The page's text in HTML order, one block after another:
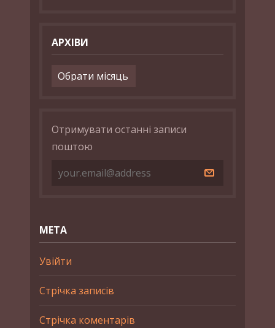
АРХІВИ
Архіви
Отримувати останні записи
поштою
МЕТА
Увійти
Стрічка записів
Стрічка коментарів